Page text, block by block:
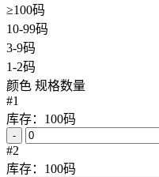
≥100码
10-99码
3-9码
1-2码
颜色 规格数量
#1
库存：100码
-
#2
库存：100码